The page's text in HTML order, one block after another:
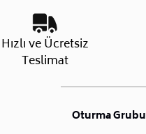
Hızlı ve Ücretsiz
Teslimat
Oturma Grubu